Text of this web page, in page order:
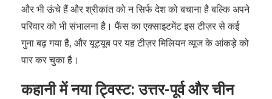
और भी ऊंचे हैं और श्रीकांत को न सिर्फ देश को बचाना है बल्कि अपने
परिवार को भी संभालना है। फैंस का एक्साइटमेंट इस टीज़र से कई
गुना बढ़ गया है, और यूट्यूब पर यह टीज़र मिलियन व्यूज के आंकड़े को
पार कर चुका है।
कहानी में नया ट्विस्ट: उत्तर-पूर्व और चीन